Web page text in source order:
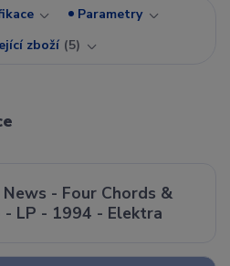
Parametry
zboží 5
- Four Chords &
- LP - 1994 - Elektra